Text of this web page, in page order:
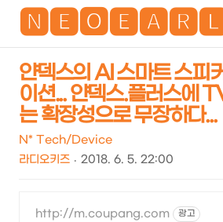
얀덱스의 AI 스마트 스피
이션... 얀덱스.플러스에
는 확장성으로 무장하다...
N* Tech/Device
라디오키즈
2018. 6. 5. 22:00
http://m.coupang.com 광고